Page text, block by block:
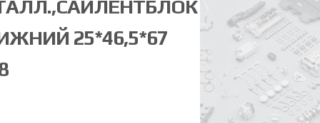
25*46,5*67